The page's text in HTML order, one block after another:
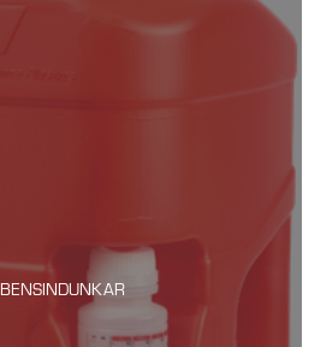
BENSINDUNKAR